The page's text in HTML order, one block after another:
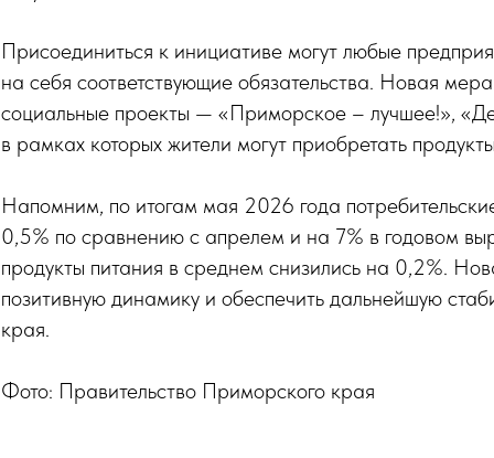
Присоединиться к инициативе могут любые
на себя соответствующие обязательства. Новая
социальные проекты — «Приморское – лучшее!»,
в рамках которых жители могут приобретать
Напомним, по итогам мая 2026 года
0,5% по сравнению с апрелем и на 7% в годовом
продукты питания в среднем снизились на 0,2%.
позитивную динамику и обеспечить дальнейшую
края.
Фото: Правительство Приморского края